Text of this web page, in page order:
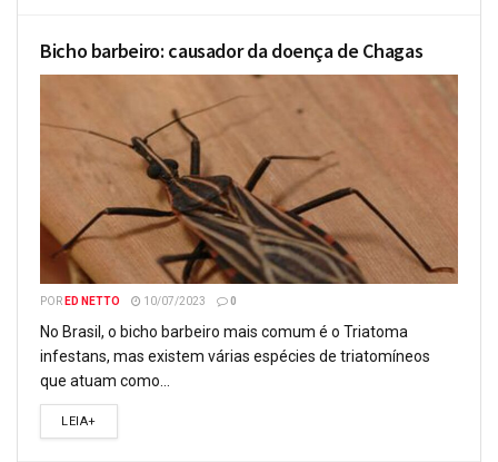
Bicho barbeiro: causador da doença de Chagas
POR ED NETTO 10/07/2023 0
No Brasil, o bicho barbeiro mais comum é o Triatoma
infestans, mas existem várias espécies de triatomíneos
que atuam como...
LEIA+